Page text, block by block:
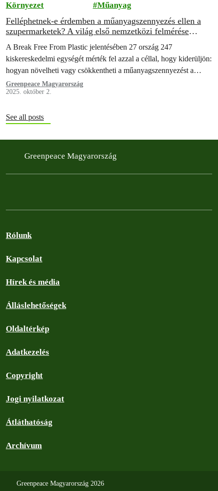
Környezet
Műanyag
Felléphetnek-e érdemben a műanyagszennyezés ellen a
szupermarketek? A világ első nemzetközi felmérése
A Break Free From Plastic jelentésében 27 ország 247
kiskereskedelmi egységét mérték fel azzal a céllal, hogy kiderüljön:
hogyan növelheti vagy csökkentheti a műanyagszennyezést a
szupermarketek üzleti tevékenysége.
Greenpeace Magyarország
2025. október 2.
See all posts
Greenpeace Magyarország
Rólunk
Kapcsolat
Hírek és média
Álláslehetőségek
Oldaltérkép
Adatkezelés
Copyright
Jogi nyilatkozat
Átláthatóság
Archívum
Greenpeace Magyarország 2026